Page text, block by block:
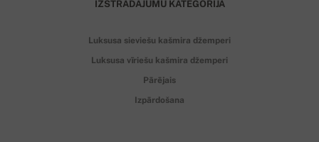
IZSTRĀDĀJUMU KATEGORIJA
Luksusa sieviešu kašmira džemperi
Luksusa vīriešu kašmira džemperi
Pārējais
Izpārdošana